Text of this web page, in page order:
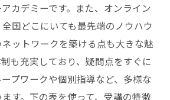
カデミーです。また、オンライン
国どこにいても最先端のノウハウ
ットワークを築ける点も大きな魅
も充実しており、疑問点をすぐに
プワークや個別指導など、多様な
す。下の表を使って、受講の特徴